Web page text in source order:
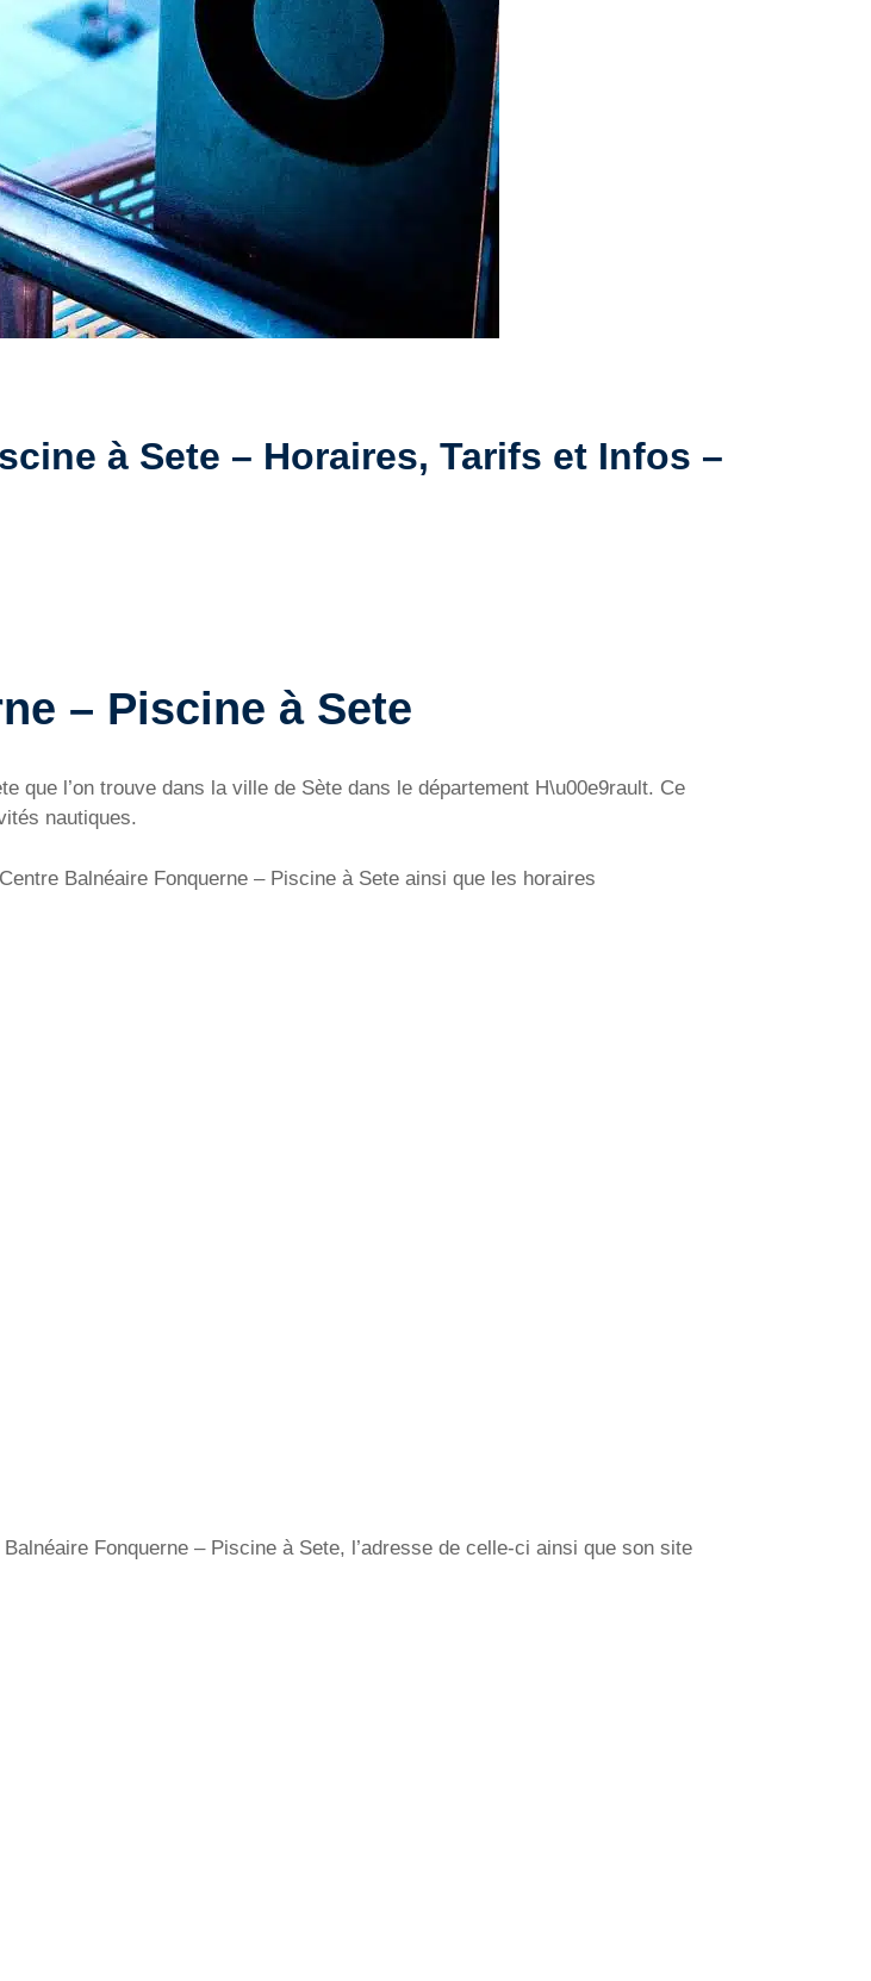
à Sete – Horaires, Tarifs et Infos –
– Piscine à Sete
que l’on trouve dans la ville de Sète dans le département H\u00e9rault. Ce
nautiques.
Balnéaire Fonquerne – Piscine à Sete ainsi que les horaires
Fonquerne – Piscine à Sete, l’adresse de celle-ci ainsi que son site